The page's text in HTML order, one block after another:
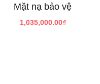
Mặt nạ bảo vệ
1,035,000.00₫